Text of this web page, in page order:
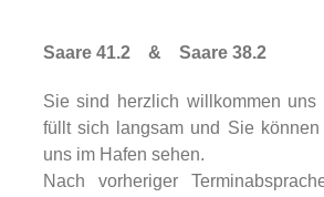
Saare 41.2 & Saare 38.2
Sie sind herzlich willkommen
füllt sich langsam und Sie
uns im Hafen sehen.
Nach vorheriger